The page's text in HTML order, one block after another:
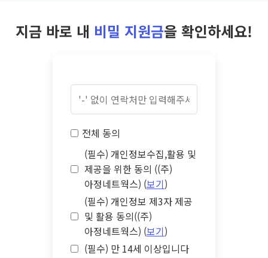
지금 바로 내 비밀 지원금을 확인하세요!
전체 동의
(필수) 개인정보수집,활용 및
제공을 위한 동의 ((주)
아정네트웍스) (보기)
(필수) 개인정보 제3자 제공
및 활용 동의((주)
아정네트웍스) (보기)
(필수) 만 14세 이상입니다